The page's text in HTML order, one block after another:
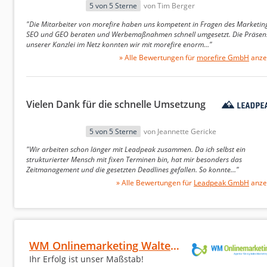
Die Untersuchung der SEO-Agenturen in Nürnberg
Plattformen Agenturtipp.de und Google aggregiert
7,8 Bewertungen pro Agentur, während die
Bewertungsstatistik verzeichneten die Agenturen
wohingegen die Bewertungen auf Google eine noch
Daten bieten einen detaillierten Überblick über die
In den Bewertungen der SEO-Agenturen in Nürnberg
Suchmaschinenoptimierung hinweisen. Viele
Arbeitsweise. Die Agenturen bieten strukturierte
Unternehmen abgestimmt sind. Regelmäßige
Besonders hervorzuheben sind die schnelle
von Google Business Profilen werden von den
5 von 5 Sterne
von Tim Berger
"Die Mitarbeiter von morefire haben uns kompetent in Fragen des
SEO und GEO beraten und Werbemaßnahmen schnell umgesetzt. Die
unserer Kanzlei im Netz konnten wir mit morefire enorm…"
» Alle Bewertungen für morefire GmbH
Vielen Dank für die schnelle Umsetzung
5 von 5 Sterne
von Jeannette Gericke
"Wir arbeiten schon länger mit Leadpeak zusammen. Da ich selbst ein
strukturierter Mensch mit fixen Terminen bin, hat mir besonders das
Zeitmanagement und die gesetzten Deadlines gefallen. So konnte…"
» Alle Bewertungen für Leadpeak GmbH
WM Onlinemarketing Walter Maar
Ihr Erfolg ist unser Maßstab!